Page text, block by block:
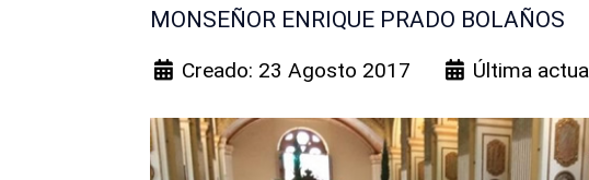
MONSEÑOR ENRIQUE PRADO BOLAÑOS
Creado: 23 Agosto 2017 Última